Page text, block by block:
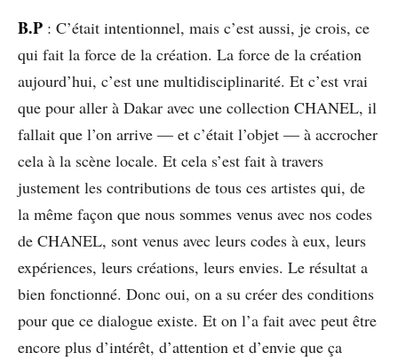
B.P : C’était intentionnel, mais c’est aussi, je crois, ce
qui fait la force de la création. La force de la création
aujourd’hui, c’est une multidisciplinarité. Et c’est vrai
que pour aller à Dakar avec une collection CHANEL, il
fallait que l’on arrive — et c’était l’objet — à accrocher
cela à la scène locale. Et cela s’est fait à travers
justement les contributions de tous ces artistes qui, de
la même façon que nous sommes venus avec nos codes
de CHANEL, sont venus avec leurs codes à eux, leurs
expériences, leurs créations, leurs envies. Le résultat a
bien fonctionné. Donc oui, on a su créer des conditions
pour que ce dialogue existe. Et on l’a fait avec peut être
encore plus d’intérêt, d’attention et d’envie que ça